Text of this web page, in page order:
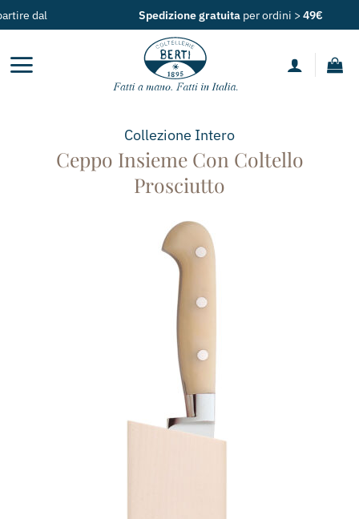
Salta
ai
contenuti
Spedizione gratuitaper ordini >49€
Collezione Intero
Ceppo Insieme Con Coltello
Prosciutto